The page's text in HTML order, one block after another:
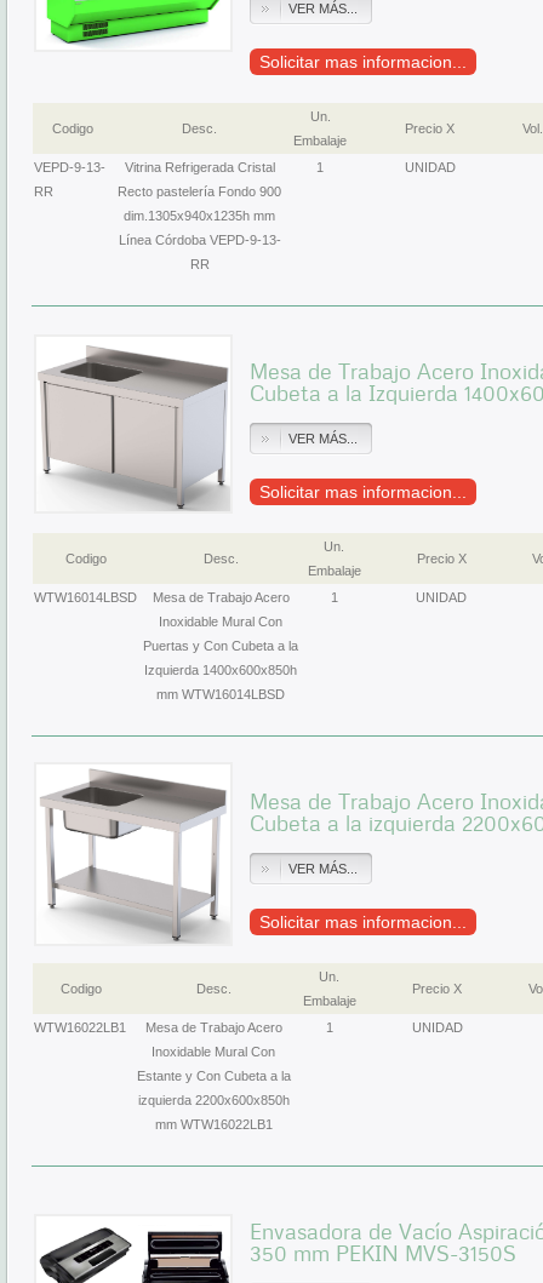
VER MÁS...
Solicitar mas informacion...
Codigo Desc.
Un.
Embalaje
Precio X Vol.
VEPD-9-13-
RR
Vitrina Refrigerada Cristal
Recto pastelería Fondo 900
dim.1305x940x1235h mm
Línea Córdoba VEPD-9-13-
RR
1 UNIDAD
Mesa de Trabajo Acero
Cubeta a la Izquierda
VER MÁS...
Solicitar mas informacion...
Codigo Desc.
Un.
Embalaje
Precio X
WTW16014LBSD
Mesa de Trabajo Acero
Inoxidable Mural Con
Puertas y Con Cubeta a la
Izquierda 1400x600x850h
mm WTW16014LBSD
1 UNIDAD
Mesa de Trabajo Acero
Cubeta a la izquierda
VER MÁS...
Solicitar mas informacion...
Codigo Desc.
Un.
Embalaje
Precio X
WTW16022LB1
Mesa de Trabajo Acero
Inoxidable Mural Con
Estante y Con Cubeta a la
izquierda 2200x600x850h
mm WTW16022LB1
1 UNIDAD
Envasadora de Vacío
350 mm PEKIN MVS-3150S